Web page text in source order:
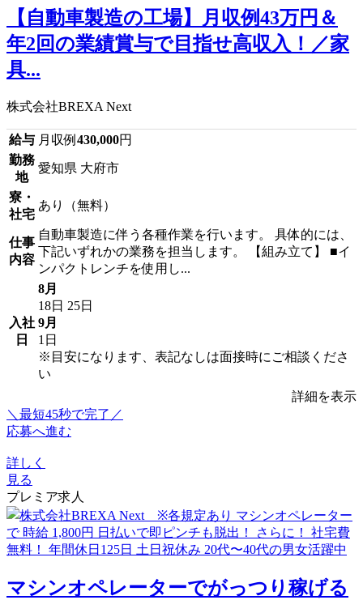
【自動車製造の工場】月収例43万円＆
年2回の業績賞与で目指せ高収入！／家
具...
株式会社BREXA Next
給与 月収例 430,000円
勤務
地
愛知県 大府市
寮・
社宅
あり（無料）
仕事
内容
自動車製造に伴う各種作業を行います。 具体的には、
下記いずれかの業務を担当します。 【組み立て】 ■イ
ンパクトレンチを使用し...
入社
日
8月
18日 25日
9月
1日
※目安になります、表記なしは面接時にご相談くださ
い
詳細を表示
＼最短45秒で完了／
応募へ進む
詳しく
見る
プレミア求人
マシンオペレーターでがっつり稼げる